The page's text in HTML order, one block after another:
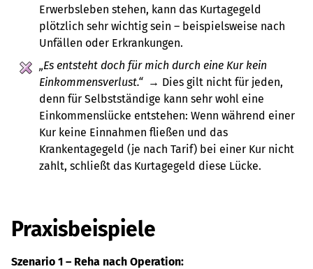
Erwerbsleben stehen, kann das Kurtagegeld
plötzlich sehr wichtig sein – beispielsweise nach
Unfällen oder Erkrankungen.
„Es entsteht doch für mich durch eine Kur kein
Einkommensverlust.“→ Dies gilt nicht für jeden,
denn für Selbstständige kann sehr wohl eine
Einkommenslücke entstehen: Wenn während einer
Kur keine Einnahmen fließen und das
Krankentagegeld (je nach Tarif) bei einer Kur nicht
zahlt, schließt das Kurtagegeld diese Lücke.
Praxisbeispiele
Szenario 1 – Reha nach Operation: